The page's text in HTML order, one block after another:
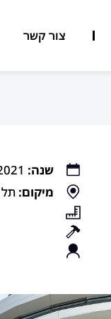
צור קשר
שנה:
מיקום: